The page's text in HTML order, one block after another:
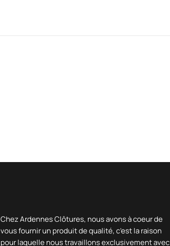
Chez Ardennes Clôtures, nous avons à coeur de
vous fournir un produit de qualité, c’est la raison
pour laquelle nous travaillons exclusivement avec